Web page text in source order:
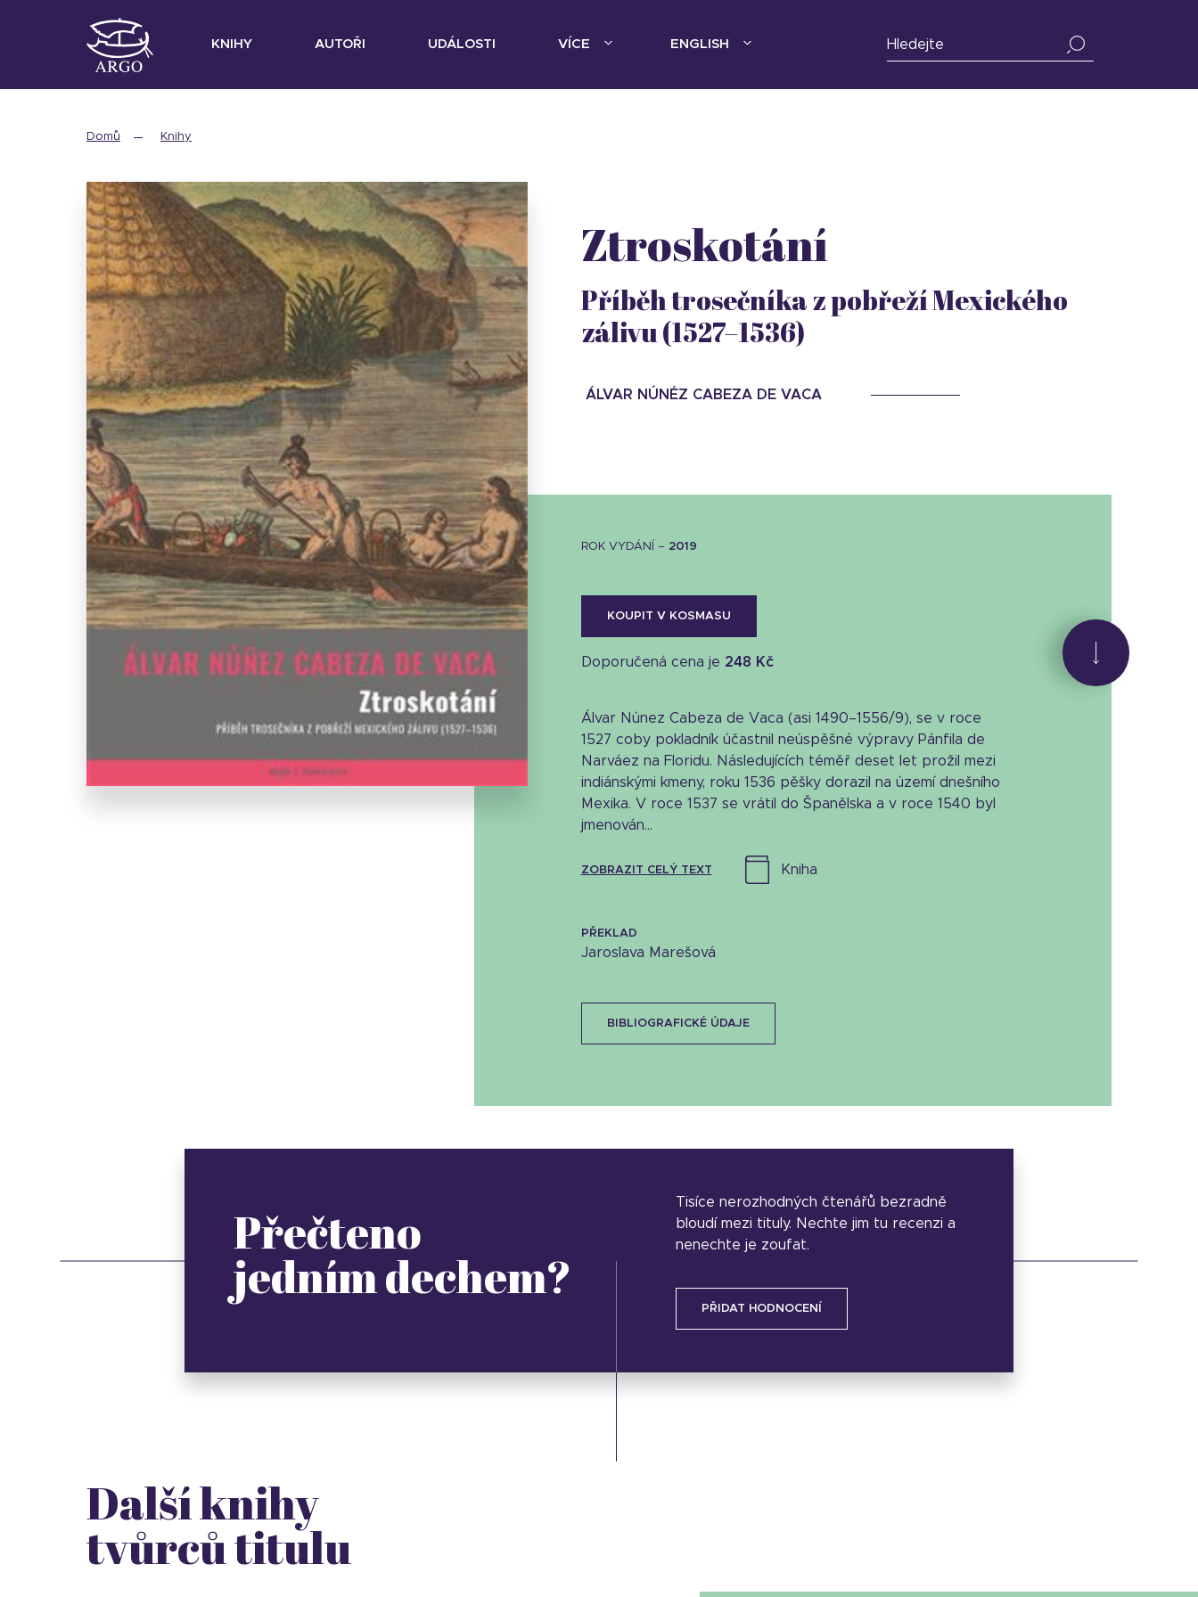
KNIHY AUTOŘI UDÁLOSTI VÍCE ENGLISH
Domů Knihy
Stáhnout obálku
Ztroskotání
Příběh trosečníka z pobřeží Mexického
zálivu (1527–1536)
ÁLVAR NÚNÉZ CABEZA DE VACA
ROK VYDÁNÍ – 2019
KOUPIT V KOSMASU
Doporučená cena je 248 Kč
Álvar Núnez Cabeza de Vaca (asi 1490–1556/9), se v roce
1527 coby pokladník účastnil neúspěšné výpravy Pánfila de
Narváez na Floridu. Následujících téměř deset let prožil mezi
indiánskými kmeny, roku 1536 pěšky dorazil na území dnešního
Mexika. V roce 1537 se vrátil do Španělska a v roce 1540 byl
jmenován...
ZOBRAZIT CELÝ TEXT kniha
PŘEKLAD
Jaroslava Marešová
BIBLIOGRAFICKÉ ÚDAJE
Přečteno
jedním dechem?
Tisíce nerozhodných čtenářů bezradně
bloudí mezi tituly. Nechte jim tu recenzi a
nenechte je zoufat.
PŘIDAT HODNOCENÍ
Další knihy
tvůrců titulu